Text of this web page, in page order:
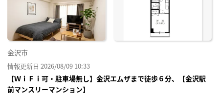
金沢市
情報更新日 2026/08/09 10:33
【ＷｉＦｉ可・駐車場無し】金沢エムザまで徒歩６分、【金沢駅
前マンスリーマンション】